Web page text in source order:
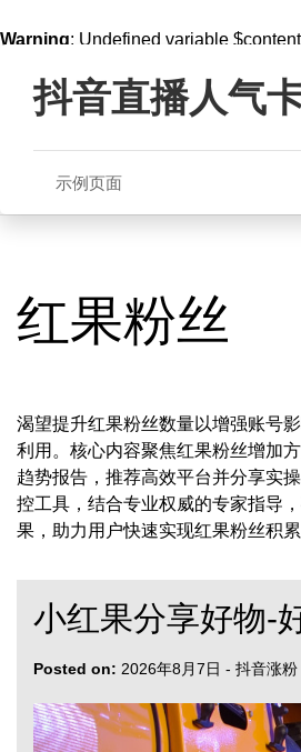
Warning: Undefined variable
content抖音直播人气
示例页面
红果粉丝
渴望提升红果粉丝数量以增强账号
利用。核心内容聚焦红果粉丝增加
趋势报告，推荐高效平台并分享实
控工具，结合专业权威的专家指导
果，助力用户快速实现红果粉丝积累
小红果分享好物-
Posted on: 2026年8月7日 - 抖音涨粉